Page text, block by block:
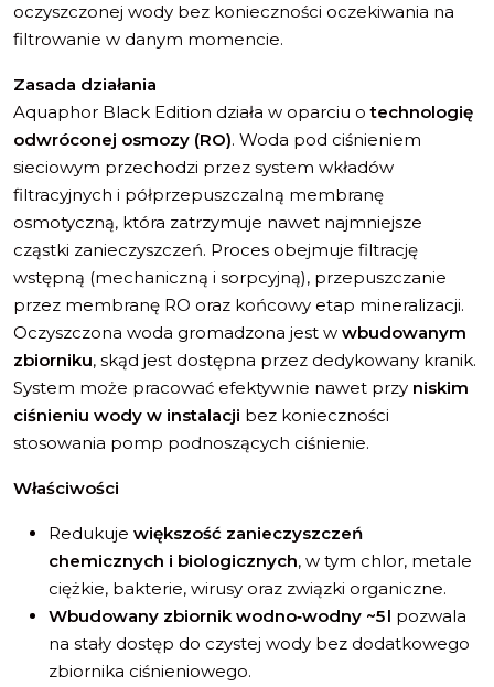
oczyszczonej wody bez konieczności oczekiwania na
filtrowanie w danym momencie.
Zasada działania
Aquaphor Black Edition działa w oparciu otechnologię
odwróconej osmozy (RO). Woda pod ciśnieniem
sieciowym przechodzi przez system wkładów
filtracyjnych i półprzepuszczalną membranę
osmotyczną, która zatrzymuje nawet najmniejsze
cząstki zanieczyszczeń. Proces obejmuje filtrację
wstępną (mechaniczną i sorpcyjną), przepuszczanie
przez membranę RO oraz końcowy etap mineralizacji.
Oczyszczona woda gromadzona jest w wbudowanym
zbiorniku, skąd jest dostępna przez dedykowany kranik.
System może pracować efektywnie nawet przy niskim
ciśnieniu wody w instalacji bez konieczności
stosowania pomp podnoszących ciśnienie.
Właściwości
Redukuje większość zanieczyszczeń
chemicznych i biologicznych, w tym chlor, metale
ciężkie, bakterie, wirusy oraz związki organiczne.
Wbudowany zbiornik wodno‑wodny ~5 l pozwala
na stały dostęp do czystej wody bez dodatkowego
zbiornika ciśnieniowego.